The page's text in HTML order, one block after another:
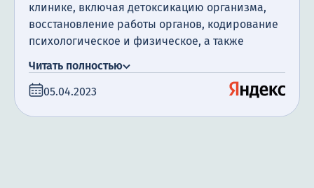
клинике, включая детоксикацию организма,
восстановление работы органов, кодирование
психологическое и физическое, а также
благодарна за поддержку, которую мы
получили. Сегодня прошло уже полгода с того
Читать полностью
05.04.2023